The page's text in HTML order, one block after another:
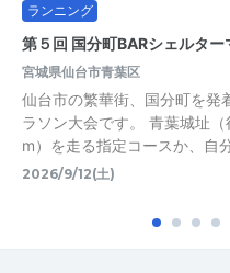
ランニング
第５回 国分町BARシェルター
宮城県仙台市青葉区
仙台市の繁華街、国分町を発
ラソン大会です。 青葉城址
m）を走る指定コースか、自
2026/9/12(土)